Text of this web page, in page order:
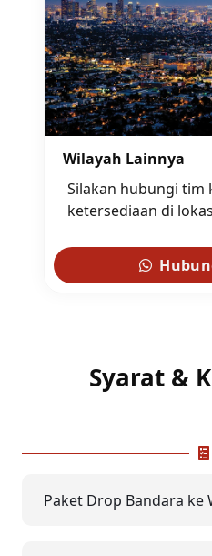
Wilayah Lainnya
Silakan hubungi tim
ketersediaan di
Syarat &
Paket Drop Bandara ke